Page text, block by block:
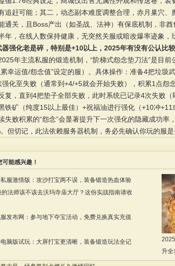
追赶可能；其二，动态副本难度调整合理，赤月巢穴
通关，且Boss产出（如圣战、法神）有保底机制，非
年，在线人数保持健康，无突然关服或暗改爆率迹象，
器强化老是碎，特别是+10以上，2025年有没有公认比
年主流私服的锻造机制，“阶梯式怨念垫刀法”是目
幸运值/怨念值”设定的服）。具体操作：准备4把垃圾
化至失败（通常到+4/+5就会开始失败），积累1点怨
复，直到4把垫子全部失败，此时系统已记录4次失败
铁矿（纯度15以上最佳）+祝福油进行强化（+10冲
失败积累的“怨念”会显著提升下一次强化的隐藏成功率
但切记，此法依赖服务器机制，务必先确认你玩的服
可能感兴趣！
服激情版：攻沙打宝两不误，装备锻造热血体验
的法师该不该去沃玛寺庙大厅？这份实战指南请收
服发布网：参与地下夺宝活动，免费兑换真实充值
脑版试玩：大屏打宝更清晰，装备锻造玩法全记
升全